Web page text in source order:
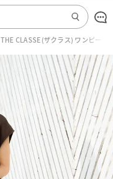
THE CLASSE(ザクラス) ワンピース